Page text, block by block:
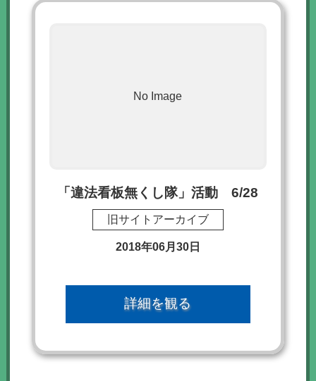
「違法看板無くし隊」活動 6/28
旧サイトアーカイブ
2018年06月30日
詳細を観る
No Image